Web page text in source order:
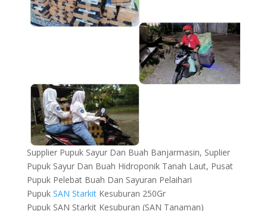
Supplier Pupuk Sayur Dan Buah Banjarmasin, Suplier
Pupuk Sayur Dan Buah Hidroponik Tanah Laut, Pusat
Pupuk Pelebat Buah Dan Sayuran Pelaihari
Pupuk SAN StarkitKesuburan 250Gr
Pupuk SAN Starkit Kesuburan (SAN Tanaman)